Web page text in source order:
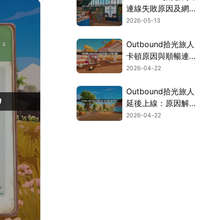
連線失敗原因及網路
優化完整指南！
2026-05-13
Outbound拾光旅人
卡頓原因與順暢連線
解決全攻略！
2026-04-22
Outbound拾光旅人
延後上線：原因解析
與玩家建議！
2026-04-22